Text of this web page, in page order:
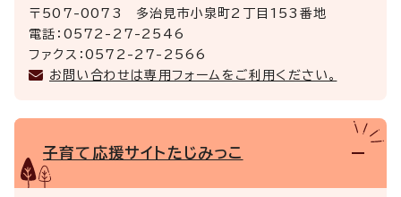
〒507-0073 多治見市小泉町2丁目153番地
電話：0572-27-2546
ファクス：0572-27-2566
お問い合わせは専用フォームをご利用ください。
子育て応援サイトたじみっこ